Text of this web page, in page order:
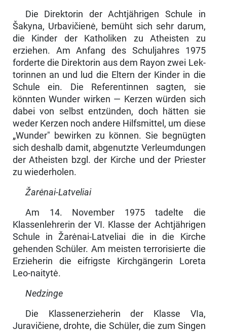
Die Direktorin der Achtjährigen Schule in
Šakyna, Urbavičienė, bemüht sich sehr darum,
die Kinder der Katholiken zu Atheisten zu
erziehen. Am An­fang des Schuljahres 1975
forderte die Direktorin aus dem Rayon zwei Lek­
torinnen an und lud die Eltern der Kinder in die
Schule ein. Die Referen­tinnen sagten, sie
könnten Wunder wirken — Kerzen würden sich
dabei von selbst entzünden, doch hätten sie
weder Kerzen noch andere Hilfsmittel, um diese
„Wunder" bewirken zu können. Sie begnügten
sich deshalb damit, ab­genutzte Verleumdungen
der Atheisten bzgl. der Kirche und der Priester
zu wiederholen.
Žarėnai-Latveliai
Am 14. November 1975 tadelte die
Klassenlehrerin der VI. Klasse der Acht­jährigen
Schule in Žarėnai-Latveliai die in die Kirche
gehenden Schüler. Am meisten terrorisierte die
Erzieherin die eifrigste Kirchgängerin Loreta
Leo-naitytė.
Nedzinge
Die Klassenerzieherin der Klasse VIa,
Juravičiene, drohte, die Schüler, die zum Singen